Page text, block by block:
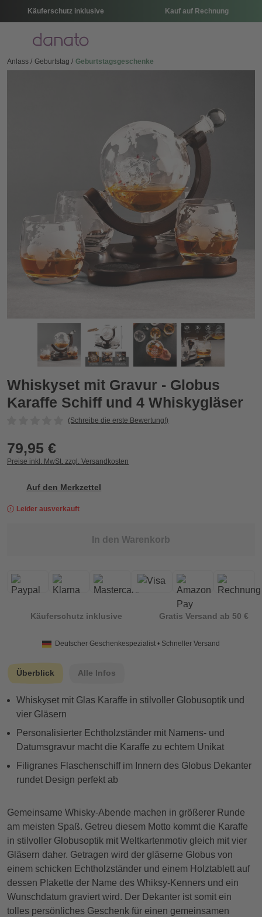
Käuferschutz inklusive Kauf auf Rechnung
Menü
Anlass Geburtstag Geburtstagsgeschenke
Whiskyset mit Gravur - Globus Karaffe Schiff und 4
Zurück
Whiskyset mit Gravur - Globus
Karaffe Schiff und 4 Whiskygläser
(Schreibe die erste Bewertung!)
79,95 €
Preise inkl. MwSt. zzgl. Versandkosten
Auf den Merkzettel
Leider ausverkauft
In den Warenkorb
Käuferschutz inklusive Gratis Versand ab 50 €
Deutscher Geschenkespezialist • Schneller Versand
Überblick Alle Infos
Whiskyset mit Glas Karaffe in stilvoller Globusoptik und
vier Gläsern
Personalisierter Echtholzständer mit Namens- und
Datumsgravur macht die Karaffe zu echtem Unikat
Filigranes Flaschenschiff im Innern des Globus Dekanter
rundet Design perfekt ab
Gemeinsame Whisky-Abende machen in größerer Runde
am meisten Spaß. Getreu diesem Motto kommt die Karaffe
in stilvoller Globusoptik mit Weltkartenmotiv gleich mit vier
Gläsern daher. Getragen wird der gläserne Globus von
einem schicken Echtholzständer und einem Holztablett auf
dessen Plakette der Name des Whiksy-Kenners und ein
Wunschdatum graviert wird. Der Dekanter ist somit ein
tolles persönliches Geschenk für einen gemeinsamen